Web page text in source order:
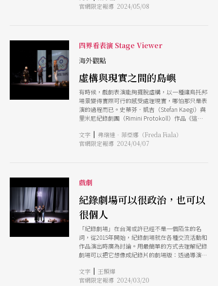
理性空間。 台上僅有3位表演者，就已經有3種拉
會是一項挑戰，礙於表演者選擇及篇幅上會出現一
定的局限性，例如原住民在劇中是透過影片提及，
在上述3種立場選擇的背後，還有許多民族和歷史
國家意識這個話題上，作品呈現是相對平和的氛
國與郭家佑有為了政治立場的爭論，但那些爭論不
是激憤的，而是舉出一個「我不同意」的牌子，再
接下來闡述自己的想法。這提示了一種願意接納的
包容性，在極易造成社會分歧的議題上，可能沒有
唯一解答，但必須不停尋找更好的討論方式。 而
為了能夠達成趨近理性的討論，3位專家人生故事
的感性成分在這裡扮演了很大的作用。開頭不小篇
代，他的生活甚至熱情理想，是如何建構他對世界
能夠做到消弭人與人之間不理解的相互傷害，拉近
相異立場共同對話的
協、時而引發衝突。表演者的論述頗具代表性，是
的主權和獨立性。王思雅因家中從商，對政治議題
不願直接表態。吳建國和郭家佑積極表態，拿出
「我不同意」板子，反對對方，王思雅也會舉出
在台灣社會，人民對言論自由高度容忍。 各個立
使用即時投影，將介紹台灣時擺放的微型布置投射
到舞台後方的布幕上，展現台灣日常，讓舞台調度
更具動能、增加趣味性，彌補非專業表演者肢體表
現的不足。音樂讓表演更具吸引力，吳建國演唱了
《國歌》（可能被認為是極端愛國主義者）、《中
華民國頌》（畫面配上慈湖公園的蔣中正銅像，像
是在看過去的一場幻夢）。現場演奏的台語歌曲
公開表明的困境，被化為劇場語言：演出最後，舞
「國」，3個字始終無法同時亮燈，便是目前現
狀。
官網限定報導 2024/05/08
四界看表演 Stage Viewer
海外觀點
虛構與現實之間的島嶼
有時候，戲劇表演能夠擺脫虛構，以一種讓烏托邦
場景變得實際可行的感受處理現實，哪怕那只是表
演的過程而已。史蒂芬．凱吉（Stefan Kaegi）與
里米尼紀錄劇團（Rimini Protokoll）作品《這不
Embassy (Made in Taiwan)）正提供了這樣的體
驗。在首次歐洲巡演後，該劇將於4月在台灣演
國創造了一種世代之間差異豐富的互動狀態，他們
共同的使命就是向全球觀眾傳達台灣的本質。在為
民主現況的台灣爭取認同的目標下，表演者的主觀
和經驗層面是解開代表外界對台灣地位不同認知的
防震棱鏡的關鍵；舞台下，他們正以不同的方式為
倡者，和台灣數位外交協會的創始人，她相信可以
透過網路進行人民對人民的外交。王思雅是一位音
樂家、藝術家，也是伯思美國際實業有限公司王俊
峯的女兒，分享她對21世紀企業家維和方式的看
法。吳建國則以他退休公務員的身分，借鑑他在不
同國家擔任台灣外交官37年的豐富生活經驗。他曾
在種族隔離時期的南非、越南和貝里斯任職；他在
文字 | 弗瑞達．菲亞娜（Freda Fiala）
官網限定報導 2024/04/07
戲劇
紀錄劇場可以很政治，也可以
很個人
「紀錄劇場」在台灣或許已經不是一個陌生的名
詞，從2015年開始，紀錄劇場就在各種交流活動和
作品演出時廣為討論。用最簡單的方式去理解紀錄
劇場可以把它想像成紀錄片的劇場版：透過導演的
劇場的形式不是透過鏡頭的拍攝、剪輯來呈現觀
點，而是透過泛指真實文件（document）的材
文字 | 王顥燁
官網限定報導 2024/03/20